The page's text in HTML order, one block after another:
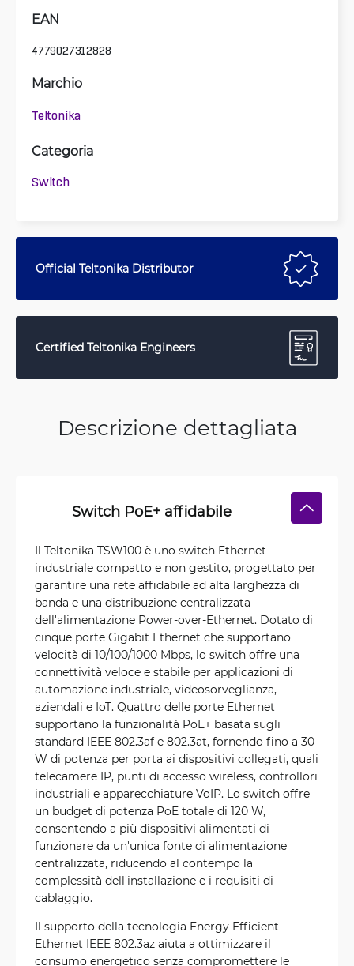
EAN
4779027312828
Marchio
Teltonika
Categoria
Switch
Official Teltonika Distributor
Certified Teltonika Engineers
Descrizione dettagliata
Switch PoE+ affidabile
Il Teltonika TSW100 è uno switch Ethernet
industriale compatto e non gestito, progettato per
garantire una rete affidabile ad alta larghezza di
banda e una distribuzione centralizzata
dell'alimentazione Power-over-Ethernet. Dotato di
cinque porte Gigabit Ethernet che supportano
velocità di 10/100/1000 Mbps, lo switch offre una
connettività veloce e stabile per applicazioni di
automazione industriale, videosorveglianza,
aziendali e IoT. Quattro delle porte Ethernet
supportano la funzionalità PoE+ basata sugli
standard IEEE 802.3af e 802.3at, fornendo fino a 30
W di potenza per porta ai dispositivi collegati, quali
telecamere IP, punti di accesso wireless, controllori
industriali e apparecchiature VoIP. Lo switch offre
un budget di potenza PoE totale di 120 W,
consentendo a più dispositivi alimentati di
funzionare da un'unica fonte di alimentazione
centralizzata, riducendo al contempo la
complessità dell'installazione e i requisiti di
cablaggio.
Il supporto della tecnologia Energy Efficient
Ethernet IEEE 802.3az aiuta a ottimizzare il
consumo energetico senza compromettere le